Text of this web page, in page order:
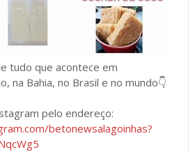
tudo que acontece em
na Bahia, no Brasil e no mundo👇
pelo endereço:
betonewsalagoinhas?